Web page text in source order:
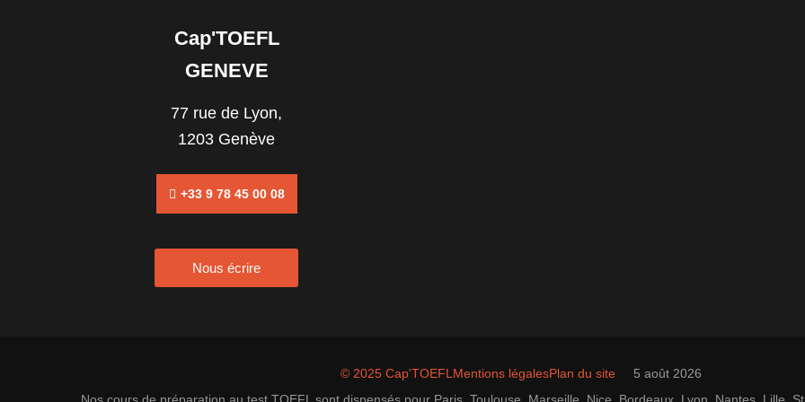
Cap'TOEFL
GENEVE
77 rue de Lyon,
1203 Genève
+33 9 78 45 00 08
Nous écrire
© 2025 Cap'TOEFL Mentions légalesPlan du site
5 août 2026
Nos cours de préparation au test TOEFL sont dispensés pour Paris, Toulouse, Marseille, Nice, Bordeaux, Lyon, Nantes, Lille,